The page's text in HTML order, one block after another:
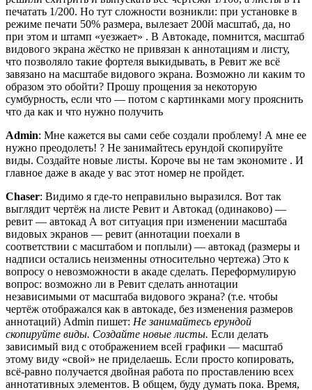
печатать 1/200. Но тут сложности возникли: при установке в
режиме печати 50% размера, вылезает 200й масштаб, да, но
при этом и штамп «уезжает» . В Автокаде, помнится, масштаб
видового экрана жёстко не привязан к аннотациям и листу,
что позволяло такие фортеля выкидывать, в Ревит же всё
завязано на масштабе видового экрана. Возможно ли каким то
образом это обойти? Прошу прощения за некоторую
сумбурность, если что — потом с картинками могу прояснить
что да как и что нужно получить
Admin: Мне кажется вы сами себе создали проблему! А мне ее
нужно преодолеть! ? Не занимайтесь ерундой скопируйте
виды. Создайте новые листы. Короче вы не там экономите . И
главное даже в акаде у вас этот номер не пройдет.
Chaser: Видимо я где-то неправильно выразился. Вот так
выглядит чертёж на листе Ревит и Автокад (одинаково) —
ревит — автокад А вот ситуация при изменении масштаба
видовых экранов — ревит (аннотации поехали в
соответствии с масштабом и поплыли) — автокад (размеры и
надписи остались неизменны относительно чертежа) Это к
вопросу о невозможности в акаде сделать. Переформулирую
вопрос: возможно ли в Ревит сделать аннотации
независимыми от масштаба видового экрана? (т.е. чтобы
чертёж отображался как в автокаде, без изменения размеров
аннотаций) Admin пишет: Не занимайтесь ерундой
скопируйте виды. Создайте новые листы. Если делать
зависимый вид с отображением всей графики — масштаб
этому виду «свой» не приделаешь. Если просто копировать,
всё-равно получается двойная работа по проставлению всех
аннотативных элементов. В общем, буду думать пока. Время,